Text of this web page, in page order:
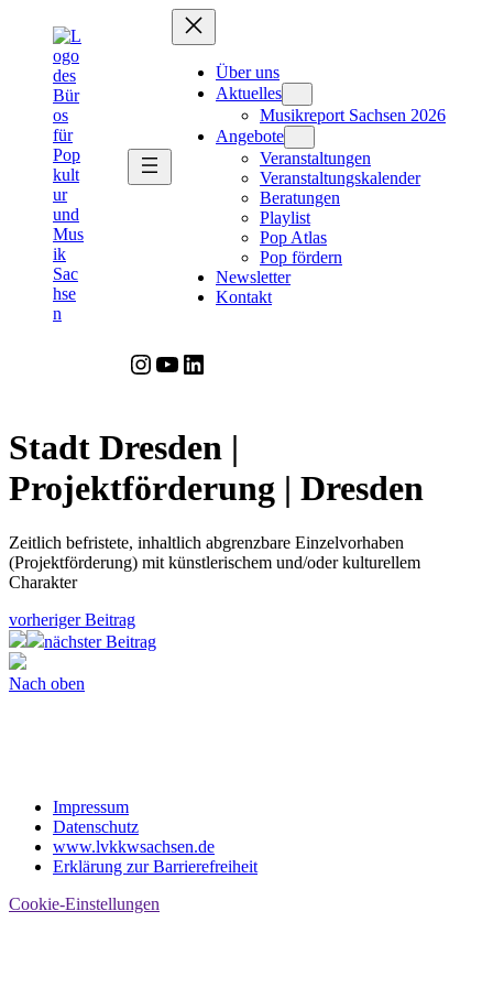
springen
Über uns
Aktuelles
Musikreport Sachsen 2026
Angebote
Veranstaltungen
Veranstaltungskalender
Beratungen
Playlist
Pop Atlas
Pop fördern
Newsletter
Kontakt
Instagram YouTube LinkedIn
Stadt Dresden |
Projektförderung | Dresden
Zeitlich befristete, inhaltlich abgrenzbare Einzelvorhaben
(Projektförderung) mit künstlerischem und/oder kulturellem
Charakter
vorheriger Beitrag
nächster Beitrag
Nach oben
Impressum
Datenschutz
www.lvkkwsachsen.de
Erklärung zur Barrierefreiheit
Cookie-Einstellungen